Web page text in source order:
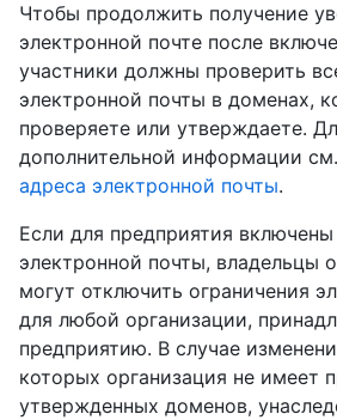
Чтобы продолжить получение
электронной почте после
участники должны проверить
электронной почты в доменах,
проверяете или утверждаете.
дополнительной информации см.
адреса электронной почты.
Если для предприятия включены
электронной почты, владельцы
могут отключить ограничения
для любой организации,
предприятию. В случае
которых организация не имеет
утвержденных доменов,